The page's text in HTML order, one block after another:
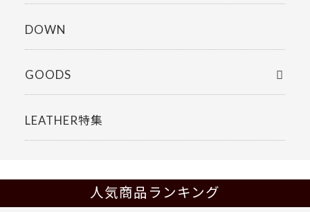
DOWN
GOODS
LEATHER特集
人気商品ランキング